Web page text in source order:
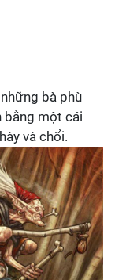
bà phù
bằng một cái
và chổi.